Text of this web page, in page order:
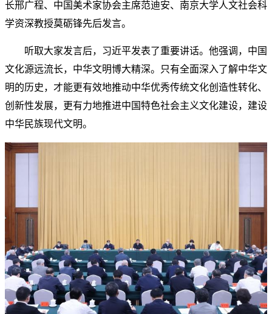
长邢广程、中国美术家协会主席范迪安、南京大学人文社会科
学资深教授莫砺锋先后发言。
听取大家发言后，习近平发表了重要讲话。他强调，中国
文化源远流长，中华文明博大精深。只有全面深入了解中华文
明的历史，才能更有效地推动中华优秀传统文化创造性转化、
创新性发展，更有力地推进中国特色社会主义文化建设，建设
中华民族现代文明。